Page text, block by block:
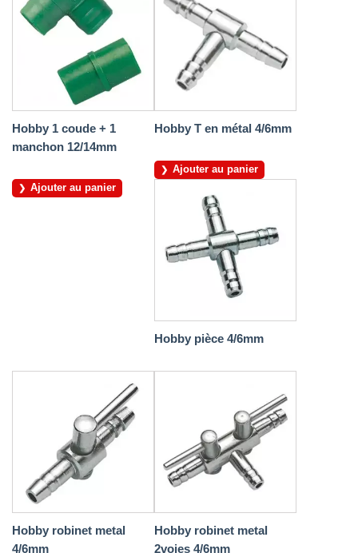
Hobby 1 coude + 1
manchon 12/14mm
Ajouter au panier
Hobby T en métal 4/6mm
Ajouter au panier
Hobby pièce 4/6mm
Hobby robinet metal
4/6mm
Hobby robinet metal
2voies 4/6mm